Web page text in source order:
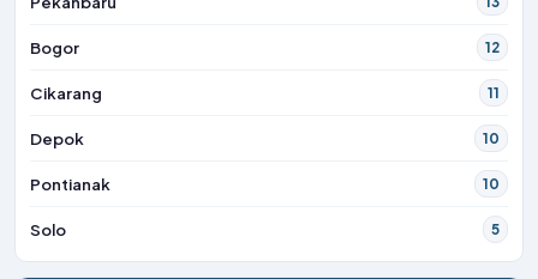
Bogor 12
Cikarang 11
Depok 10
Pontianak 10
Solo 5